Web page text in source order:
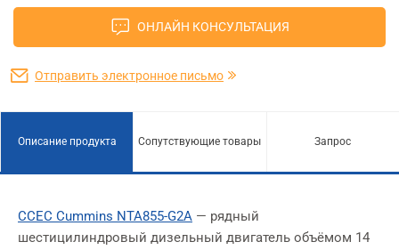
ОНЛАЙН КОНСУЛЬТАЦИЯ
Отправить электронное письмо
Описание продукта Сопутствующие товары Запрос
CCEC Cummins NTA855-G2A — рядный
шестицилиндровый дизельный двигатель объёмом 14